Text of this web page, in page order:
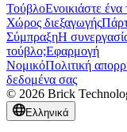
ΤούβλοΕνοικιάστε ένα
Χώρος διεξαγωγής
ΣύμπραξηΗ
τούβλο;Εφαρμογή
ΝομικόΠολιτική
δεδομένα σας
© 2026 Brick
Ελληνικά